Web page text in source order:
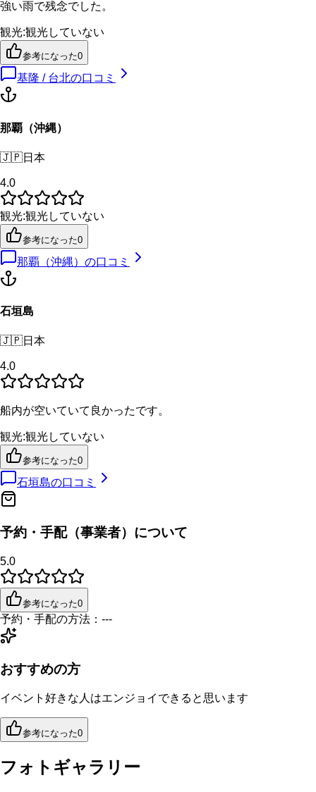
強い雨で残念でした。
観光:観光していない
参考になった0
基隆 / 台北の口コミ
那覇（沖縄）
🇯🇵日本
4.0
観光:観光していない
参考になった0
那覇（沖縄） の口コミ
石垣島
🇯🇵日本
4.0
船内が空いていて良かったです。
観光:観光していない
参考になった0
石垣島の口コミ
予約・手配（事業者）について
5.0
参考になった0
予約・手配の方法： ---
おすすめの方
イベント好きな人はエンジョイできると思います
参考になった0
フォトギャラリー